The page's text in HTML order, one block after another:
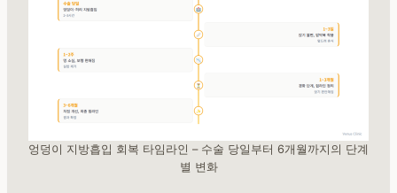
엉덩이 지방흡입 회복 타임라인 – 수술 당일부터 6개월까지의 단계
별 변화